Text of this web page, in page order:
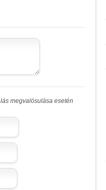
megvalósulása esetén